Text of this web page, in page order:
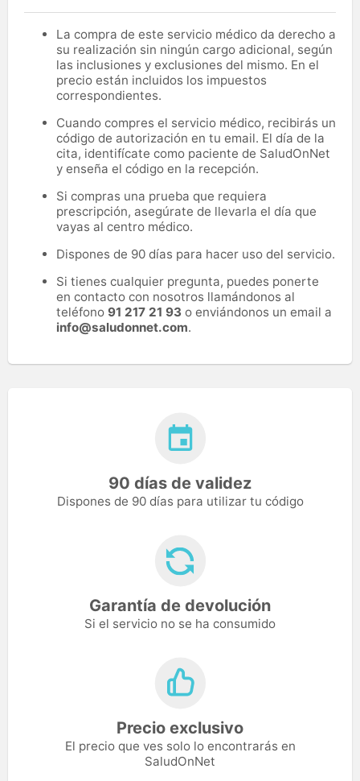
La compra de este servicio médico da derecho a
su realización sin ningún cargo adicional, según
las inclusiones y exclusiones del mismo. En el
precio están incluidos los impuestos
correspondientes.
Cuando compres el servicio médico, recibirás un
código de autorización en tu email. El día de la
cita, identifícate como paciente de SaludOnNet
y enseña el código en la recepción.
Si compras una prueba que requiera
prescripción, asegúrate de llevarla el día que
vayas al centro médico.
Dispones de 90 días para hacer uso del servicio.
Si tienes cualquier pregunta, puedes ponerte
en contacto con nosotros llamándonos al
teléfono 91 217 21 93 o enviándonos un email a
info@saludonnet.com.
90 días de validez
Dispones de 90 días para utilizar tu código
Garantía de devolución
Si el servicio no se ha consumido
Precio exclusivo
El precio que ves solo lo encontrarás en
SaludOnNet